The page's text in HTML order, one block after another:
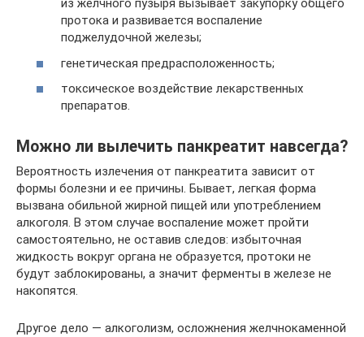
из желчного пузыря вызывает закупорку общего
протока и развивается воспаление
поджелудочной железы;
генетическая предрасположенность;
токсическое воздействие лекарственных
препаратов.
Можно ли вылечить панкреатит навсегда?
Вероятность излечения от панкреатита зависит от
формы болезни и ее причины. Бывает, легкая форма
вызвана обильной жирной пищей или употреблением
алкоголя. В этом случае воспаление может пройти
самостоятельно, не оставив следов: избыточная
жидкость вокруг органа не образуется, протоки не
будут заблокированы, а значит ферменты в железе не
накопятся.
Другое дело — алкоголизм, осложнения желчнокаменной